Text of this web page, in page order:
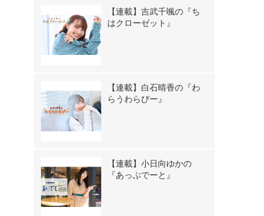
【連載】吉武千颯の『ち
はクローゼット』
【連載】白石晴香の『わ
らうわらびー』
【連載】小日向ゆかの
『あっぷでーと』